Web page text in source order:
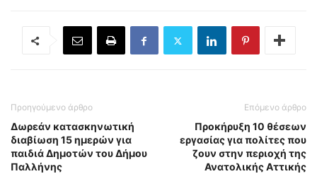
Προηγούμενο άρθρο
Δωρεάν κατασκηνωτική
διαβίωση 15 ημερών για
παιδιά Δημοτών του Δήμου
Παλλήνης
Επόμενο άρθρο
Προκήρυξη 10 θέσεων
εργασίας για πολίτες που
ζουν στην περιοχή της
Ανατολικής Αττικής